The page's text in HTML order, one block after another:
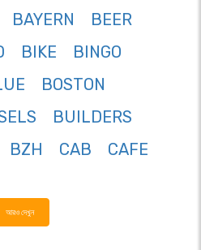
BAYERN
BEER
BIKE
BINGO
BOSTON
BUILDERS
BZH CAB
CAFE
আরও দেখুন